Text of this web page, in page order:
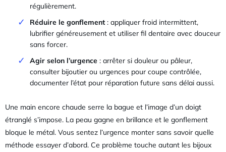
régulièrement.
Réduire le gonflement : appliquer froid intermittent,
lubrifier généreusement et utiliser fil dentaire avec douceur
sans forcer.
Agir selon l’urgence : arrêter si douleur ou pâleur,
consulter bijoutier ou urgences pour coupe contrôlée,
documenter l’état pour réparation future sans délai aussi.
Une main encore chaude serre la bague et l’image d’un doigt
étranglé s’impose. La peau gagne en brillance et le gonflement
bloque le métal. Vous sentez l’urgence monter sans savoir quelle
méthode essayer d’abord. Ce problème touche autant les bijoux